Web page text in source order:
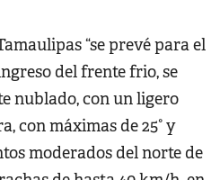
“se prevé para el
del frente frio, se
nublado, con un ligero
con máximas de 25° y
moderados del norte de